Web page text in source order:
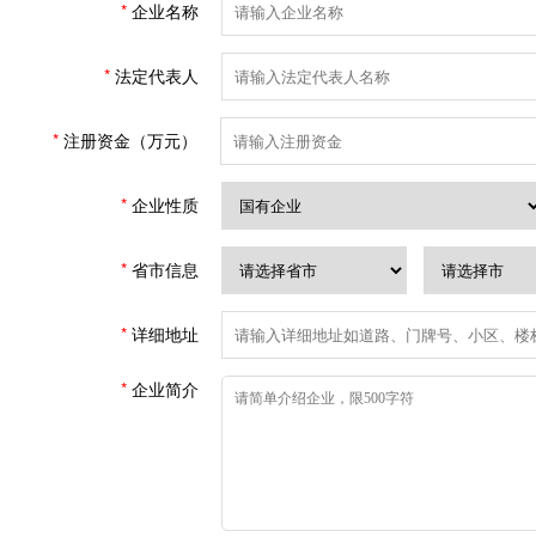
企业名称
法定代表人
注册资金（万元）
企业性质
省市信息
详细地址
企业简介